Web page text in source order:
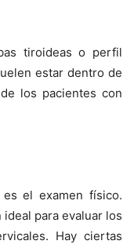
tiroideas o perfil
estar dentro de
los pacientes con
el examen físico.
para evaluar los
Hay ciertas